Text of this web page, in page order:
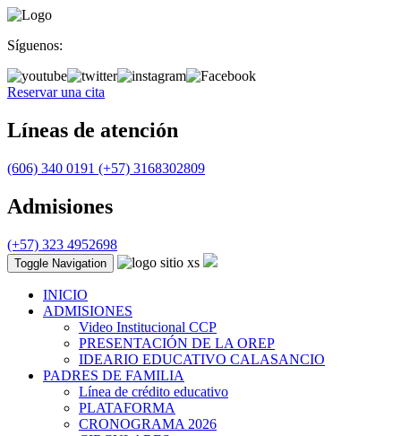
Síguenos:
Reservar una cita
Líneas de atención
(606) 340 0191 (+57) 3168302809
Admisiones
(+57) 323 4952698
Toggle Navigation
INICIO
ADMISIONES
Video Institucional CCP
PRESENTACIÓN DE LA OREP
IDEARIO EDUCATIVO CALASANCIO
PADRES DE FAMILIA
Línea de crédito educativo
PLATAFORMA
CRONOGRAMA 2026